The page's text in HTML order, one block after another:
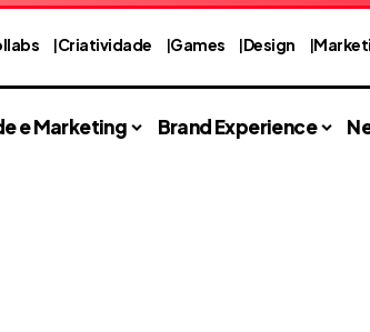
Criatividade Games Design
e Marketing Brand Experience